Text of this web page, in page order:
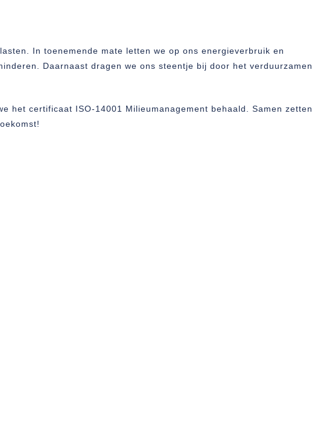
In toenemende mate letten we op ons energieverbruik en
Daarnaast dragen we ons steentje bij door het verduurzamen
het certificaat ISO-14001 Milieumanagement behaald. Samen zetten